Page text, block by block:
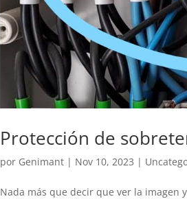
Protección de
por Genimant | Nov 10, 2023 |
Nada más que decir que ver la imagen